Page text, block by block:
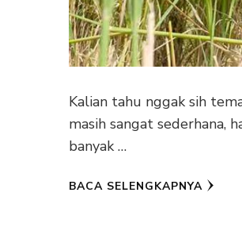
Kalian tahu nggak sih
masih sangat sederhana,
banyak …
BACA SELENGKAPNYA